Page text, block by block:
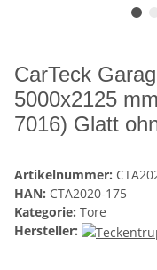
CarTeck
5000x2125
7016) Glatt
Artikelnummer:
HAN: CTA2020-175
Kategorie: Tore
Hersteller: